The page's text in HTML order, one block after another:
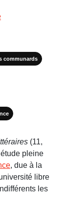
communards
(11,
pleine
, due à la
libre
les